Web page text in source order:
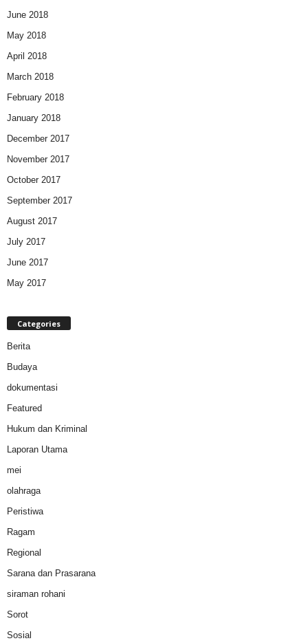
June 2018
May 2018
April 2018
March 2018
February 2018
January 2018
December 2017
November 2017
October 2017
September 2017
August 2017
July 2017
June 2017
May 2017
Categories
Berita
Budaya
dokumentasi
Featured
Hukum dan Kriminal
Laporan Utama
mei
olahraga
Peristiwa
Ragam
Regional
Sarana dan Prasarana
siraman rohani
Sorot
Sosial